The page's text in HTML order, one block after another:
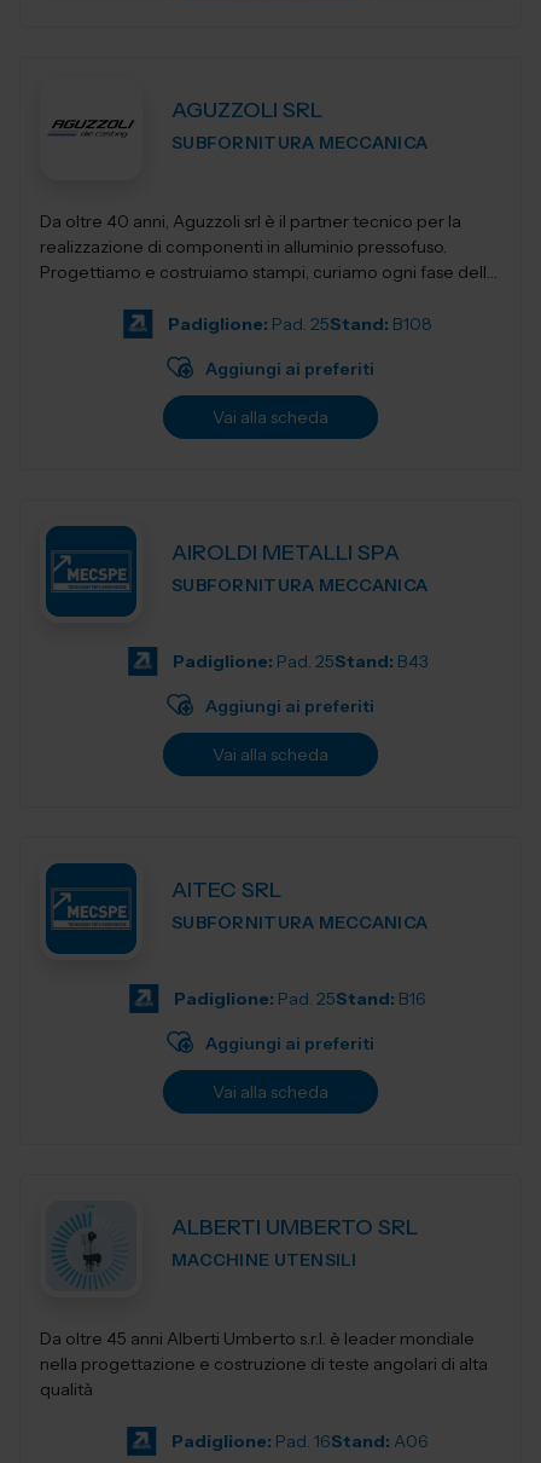
AGUZZOLI SRL
SUBFORNITURA MECCANICA
Da oltre 40 anni, Aguzzoli srl è il partner tecnico per la
realizzazione di componenti in alluminio pressofuso.
Progettiamo e costruiamo stampi, curiamo ogni fase della
Padiglione: Pad. 25Stand: B108
Aggiungi ai preferiti
Vai alla scheda
AIROLDI METALLI SPA
SUBFORNITURA MECCANICA
Padiglione: Pad. 25Stand: B43
Aggiungi ai preferiti
Vai alla scheda
AITEC SRL
SUBFORNITURA MECCANICA
Padiglione: Pad. 25Stand: B16
Aggiungi ai preferiti
Vai alla scheda
ALBERTI UMBERTO SRL
MACCHINE UTENSILI
Da oltre 45 anni Alberti Umberto s.r.l. è leader mondiale
nella progettazione e costruzione di teste angolari di alta
qualità
Padiglione: Pad. 16Stand: A06